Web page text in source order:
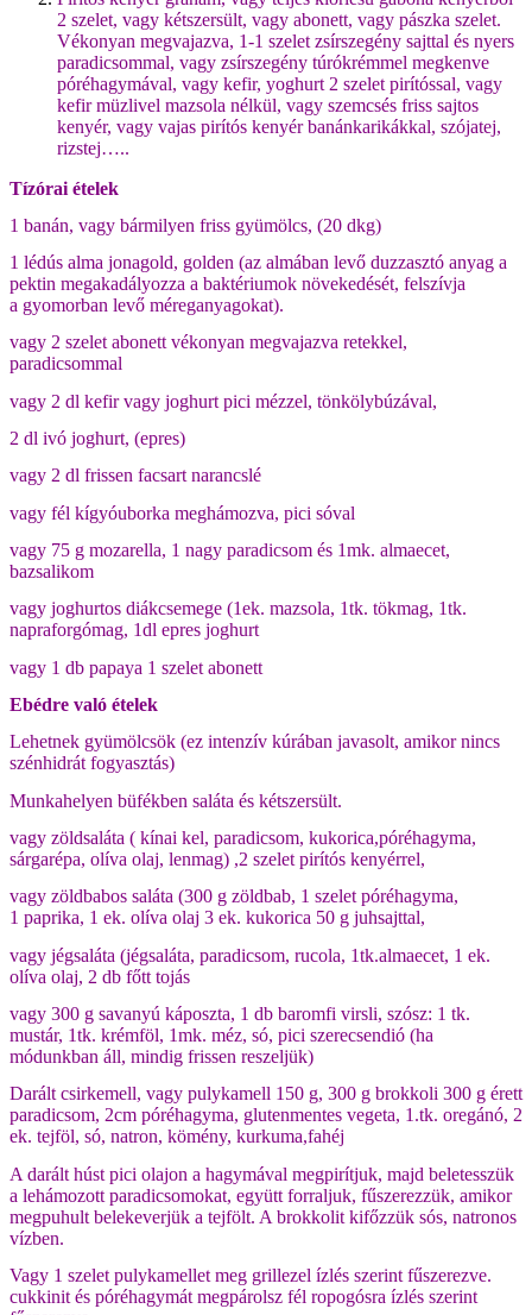
2 szelet, vagy kétszersült, vagy abonett, vagy pászka szelet.
Vékonyan megvajazva, 1-1 szelet zsírszegény sajttal és nyers
paradicsommal, vagy zsírszegény túrókrémmel megkenve
póréhagymával, vagy kefir, yoghurt 2 szelet pirítóssal, vagy
kefir müzlivel mazsola nélkül, vagy szemcsés friss sajtos
kenyér, vagy vajas pirítós kenyér banánkarikákkal, szójatej,
rizstej…..
Tízórai ételek
1 banán, vagy bármilyen friss gyümölcs, (20 dkg)
1 lédús alma jonagold, golden (az almában levő duzzasztó anyag a
pektin megakadályozza a baktériumok növekedését, felszívja
a gyomorban levő méreganyagokat).
vagy 2 szelet abonett vékonyan megvajazva retekkel,
paradicsommal
vagy 2 dl kefir vagy joghurt pici mézzel, tönkölybúzával,
2 dl ivó joghurt, (epres)
vagy 2 dl frissen facsart narancslé
vagy fél kígyóuborka meghámozva, pici sóval
vagy 75 g mozarella, 1 nagy paradicsom és 1mk. almaecet,
bazsalikom
vagy joghurtos diákcsemege (1ek. mazsola, 1tk. tökmag, 1tk.
napraforgómag, 1dl epres joghurt
vagy 1 db papaya 1 szelet abonett
Ebédre való ételek
Lehetnek gyümölcsök (ez intenzív kúrában javasolt, amikor nincs
szénhidrát fogyasztás)
Munkahelyen büfékben saláta és kétszersült.
vagy zöldsaláta ( kínai kel, paradicsom, kukorica,póréhagyma,
sárgarépa, olíva olaj, lenmag) ,2 szelet pirítós kenyérrel,
vagy zöldbabos saláta (300 g zöldbab, 1 szelet póréhagyma,
1 paprika, 1 ek. olíva olaj 3 ek. kukorica 50 g juhsajttal,
vagy jégsaláta (jégsaláta, paradicsom, rucola, 1tk.almaecet, 1 ek.
olíva olaj, 2 db főtt tojás
vagy 300 g savanyú káposzta, 1 db baromfi virsli, szósz: 1 tk.
mustár, 1tk. krémföl, 1mk. méz, só, pici szerecsendió (ha
módunkban áll, mindig frissen reszeljük)
Darált csirkemell, vagy pulykamell 150 g, 300 g brokkoli 300 g érett
paradicsom, 2cm póréhagyma, glutenmentes vegeta, 1.tk. oregánó, 2
ek. tejföl, só, natron, kömény, kurkuma,fahéj
A darált húst pici olajon a hagymával megpirítjuk, majd beletesszük
a lehámozott paradicsomokat, együtt forraljuk, fűszerezzük, amikor
megpuhult belekeverjük a tejfölt. A brokkolit kifőzzük sós, natronos
vízben.
Vagy 1 szelet pulykamellet meg grillezel ízlés szerint fűszerezve.
cukkinit és póréhagymát megpárolsz fél ropogósra ízlés szerint